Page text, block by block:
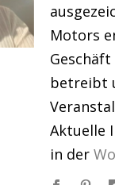
Motors
betreibt
Aktuelle
in der